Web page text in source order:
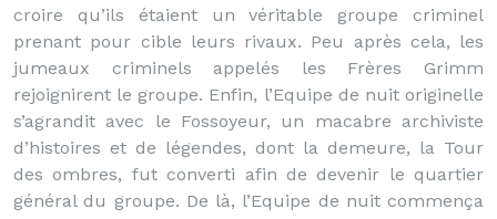
croire qu’ils étaient un véritable groupe criminel
prenant pour cible leurs rivaux. Peu après cela, les
jumeaux criminels appelés les Frères Grimm
rejoignirent le groupe. Enfin, l’Equipe de nuit originelle
s’agrandit avec le Fossoyeur, un macabre archiviste
d’histoires et de légendes, dont la demeure, la Tour
des ombres, fut converti afin de devenir le quartier
général du groupe. De là, l’Equipe de nuit commença